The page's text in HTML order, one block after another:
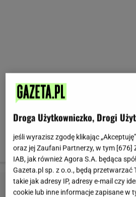
Droga Użytkowniczko, Drogi
jeśli wyrazisz zgodę klikając
oraz jej Zaufani Partnerzy, w tym [676]
IAB, jak również Agora S.A. będąca
Gazeta.pl sp. z o.o., będą przetwarzać
takie jak adresy IP, adresy e-mail czy
cookie lub inne informacje zapisane w